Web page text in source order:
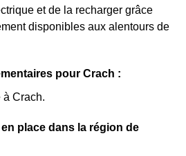
et de la recharger grâce
disponibles aux alentours de
pour Crach :
à Crach.
place dans la région de